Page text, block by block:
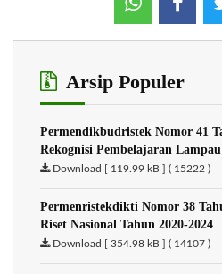
Arsip Populer
Permendikbudristek Nomor 41
Rekognisi Pembelajaran Lampau
Download [ 119.99 kB ] ( 15222 )
Permenristekdikti Nomor 38
Riset Nasional Tahun 2020-2024
Download [ 354.98 kB ] ( 14107 )